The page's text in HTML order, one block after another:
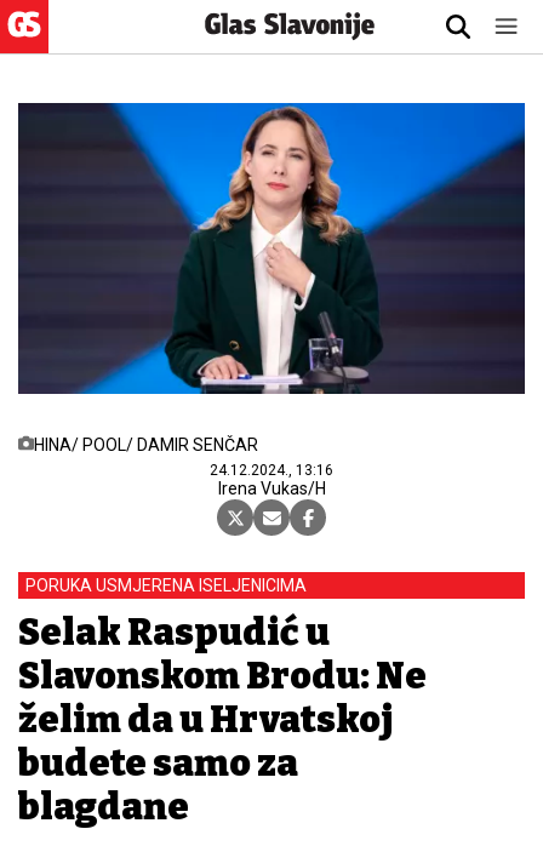
HINA/ POOL/ DAMIR SENČAR
24.12.2024., 13:16
Irena Vukas/H
PORUKA USMJERENA ISELJENICIMA
Selak Raspudić u
Slavonskom Brodu: Ne
želim da u Hrvatskoj
budete samo za
blagdane